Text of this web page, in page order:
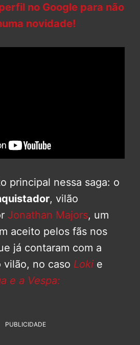
no Google para não
novidade!
principal nessa saga: o
, vilão
Jonathan Majors, um
aceito pelos fãs nos
já contaram com a
no caso Loki e
e a Vespa:
PUBLICIDADE